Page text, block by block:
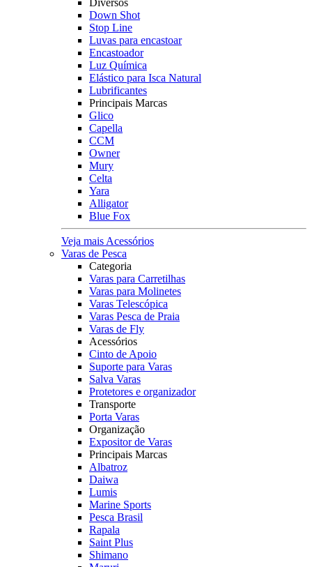
Diversos
Down Shot
Stop Line
Luvas para encastoar
Encastoador
Luz Química
Elástico para Isca Natural
Lubrificantes
Principais Marcas
Glico
Capella
CCM
Owner
Mury
Celta
Yara
Alligator
Blue Fox
Veja mais Acessórios
Varas de Pesca
Categoria
Varas para Carretilhas
Varas para Molinetes
Varas Telescópica
Varas Pesca de Praia
Varas de Fly
Acessórios
Cinto de Apoio
Suporte para Varas
Salva Varas
Protetores e organizador
Transporte
Porta Varas
Organização
Expositor de Varas
Principais Marcas
Albatroz
Daiwa
Lumis
Marine Sports
Pesca Brasil
Rapala
Saint Plus
Shimano